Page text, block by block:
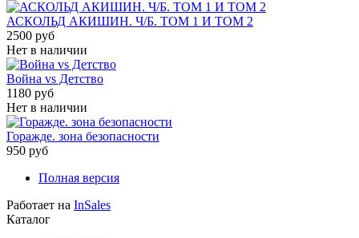
АСКОЛЬД АКИШИН. Ч/Б. ТОМ 1 И ТОМ 2
2500 руб
Нет в наличии
Война vs Детство
1180 руб
Нет в наличии
Горажде. зона безопасности
950 руб
Полная версия
Работает на InSales
Каталог